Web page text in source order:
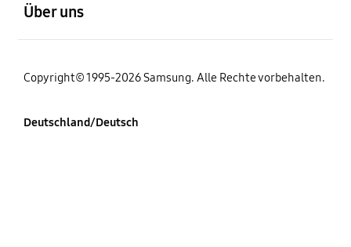
Über uns
Copyright© 1995-2026 Samsung. Alle Rechte vorbehalten.
Deutschland/Deutsch